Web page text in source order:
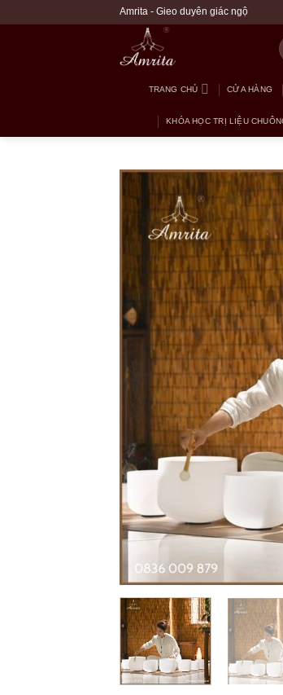
Amrita - Gieo duyên giác ngộ
TRANG CHỦ CỬA HÀNG
KHÓA HỌC TRỊ LIỆU